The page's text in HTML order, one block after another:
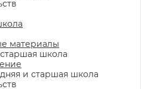
материалы
школа
и старшая школа